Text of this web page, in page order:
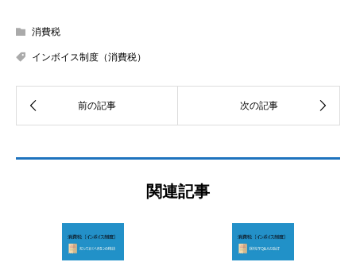
消費税
インボイス制度（消費税）
関連記事